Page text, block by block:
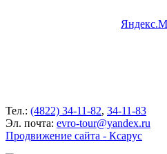
Тел.: (4822) 34-11-82, 34-11-83
Эл. почта: evro-tour@yandex.ru
Продвижение сайта - Ксарус